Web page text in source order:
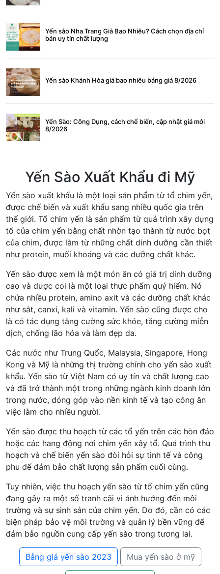
Yến sào Nha Trang Giá Bao Nhiêu? Cách chọn địa chỉ
bán uy tín chất lượng
Yến sào Khánh Hòa giá bao nhiêu bảng giá 8/2026
Yến Sào: Công Dụng, cách chế biến, cập nhật giá mới
8/2026
Yến Sào Xuất Khẩu đi Mỹ
Yến sào xuất khẩu là một loại sản phẩm từ tổ chim yến,
được chế biến và xuất khẩu sang nhiều quốc gia trên
thế giới. Tổ chim yến là sản phẩm từ quá trình xây dựng
tổ của chim yến bằng chất nhờn tạo thành từ nước bọt
của chim, được làm từ những chất dinh dưỡng cần thiết
như protein, muối khoáng và các dưỡng chất khác.
Yến sào được xem là một món ăn có giá trị dinh dưỡng
cao và được coi là một loại thực phẩm quý hiếm. Nó
chứa nhiều protein, amino axit và các dưỡng chất khác
như sắt, canxi, kali và vitamin. Yến sào cũng được cho
là có tác dụng tăng cường sức khỏe, tăng cường miễn
dịch, chống lão hóa và làm đẹp da.
Các nước như Trung Quốc, Malaysia, Singapore, Hong
Kong và Mỹ là những thị trường chính cho yến sào xuất
khẩu. Yến sào từ Việt Nam có uy tín và chất lượng cao
và đã trở thành một trong những ngành kinh doanh lớn
trong nước, đóng góp vào nền kinh tế và tạo công ăn
việc làm cho nhiều người.
Yến sào được thu hoạch từ các tổ yến trên các hòn đảo
hoặc các hang động nơi chim yến xây tổ. Quá trình thu
hoạch và chế biến yến sào đòi hỏi sự tinh tế và công
phu để đảm bảo chất lượng sản phẩm cuối cùng.
Tuy nhiên, việc thu hoạch yến sào từ tổ chim yến cũng
đang gây ra một số tranh cãi vì ảnh hưởng đến môi
trường và sự sinh sản của chim yến. Do đó, cần có các
biện pháp bảo vệ môi trường và quản lý bền vững để
đảm bảo nguồn cung cấp yến sào trong tương lai.
Bảng giá yến sào 2023 Mua yến sào ở mỹ